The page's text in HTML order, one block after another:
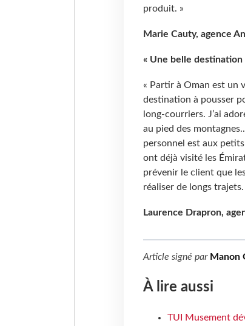
produit. »
Marie Cauty, agence
« Une belle destination
« Partir à Oman est un
destination à pousser
long-courriers. J’ai
au pied des
personnel est aux
ont déjà visité les
prévenir le client que
réaliser de longs trajets.
Laurence Drapron,
Article signé par Manon
À lire aussi
TUI Musement